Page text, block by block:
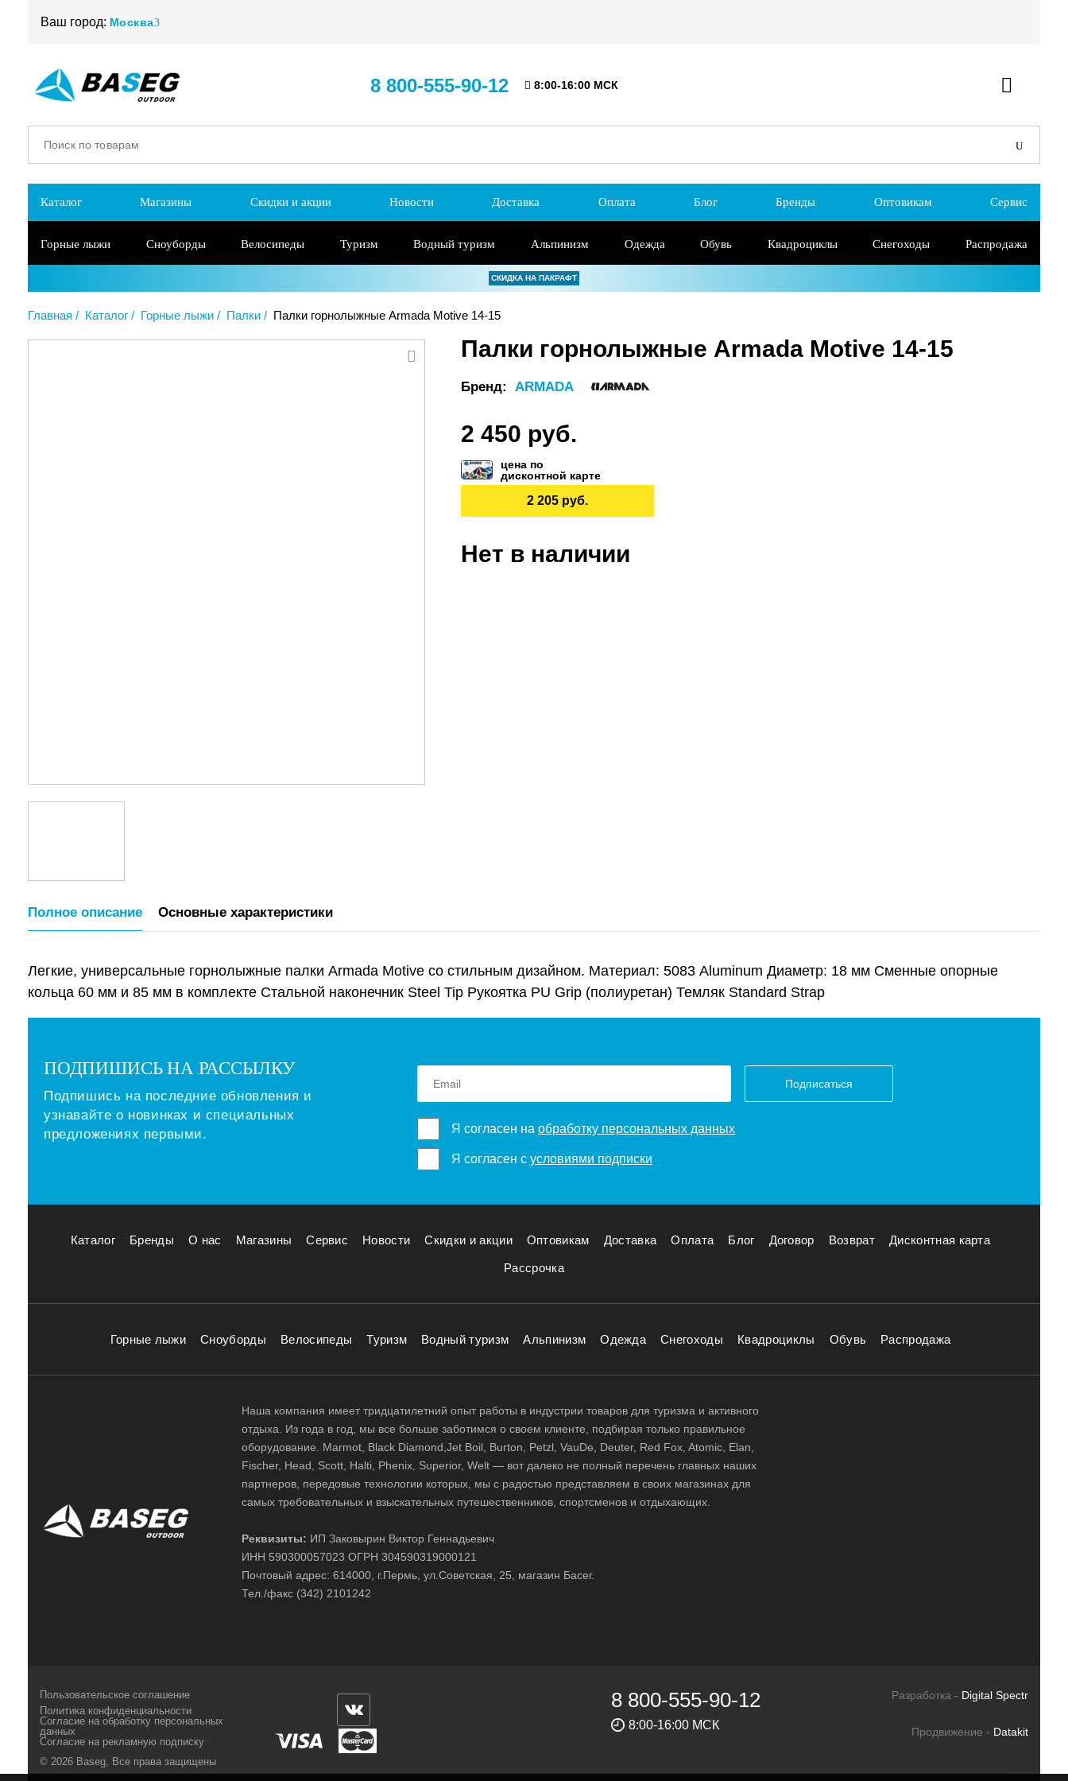
Ваш город: Москва
8 800-555-90-12 8:00-16:00 МСК
Каталог Магазины Скидки и акции Новости Доставка Оплата Блог Бренды Оптовикам Сервис
Горные лыжи Сноуборды Велосипеды Туризм Водный туризм Альпинизм Одежда Обувь Квадроциклы Снегоходы Распродажа
СКИДКА НА ПАКРАФТ
Главная Каталог Горные лыжи Палки Палки горнолыжные Armada Motive 14-15
Палки горнолыжные Armada Motive 14-15
Бренд: ARMADA
2 450 руб.
цена по
дисконтной карте
2 205 руб.
Нет в наличии
Полное описание Основные характеристики
Легкие, универсальные горнолыжные палки Armada Motive со стильным дизайном. Материал: 5083 Aluminum Диаметр: 18 мм Сменные опорные
кольца 60 мм и 85 мм в комплекте Стальной наконечник Steel Tip Рукоятка PU Grip (полиуретан) Темляк Standard Strap
ПОДПИШИСЬ НА РАССЫЛКУ
Подпишись на последние обновления и
узнавайте о новинках и специальных
предложениях первыми.
Подписаться
Я согласен на обработку персональных данных
Я согласен с условиями подписки
Каталог Бренды О нас Магазины Сервис Новости Скидки и акции Оптовикам Доставка Оплата Блог Договор Возврат Дисконтная карта
Рассрочка
Горные лыжи Сноуборды Велосипеды Туризм Водный туризм Альпинизм Одежда Снегоходы Квадроциклы Обувь Распродажа
Наша компания имеет тридцатилетний опыт работы в индустрии товаров для туризма и активного
отдыха. Из года в год, мы все больше заботимся о своем клиенте, подбирая только правильное
оборудование. Marmot, Black Diamond,Jet Boil, Burton, Petzl, VauDe, Deuter, Red Fox, Atomic, Elan,
Fischer, Head, Scott, Halti, Phenix, Superior, Welt — вот далеко не полный перечень главных наших
партнеров, передовые технологии которых, мы с радостью представляем в своих магазинах для
самых требовательных и взыскательных путешественников, спортсменов и отдыхающих.
Реквизиты: ИП Заковырин Виктор Геннадьевич
ИНН 590300057023 ОГРН 304590319000121
Почтовый адрес: 614000, г.Пермь, ул.Советская, 25, магазин Басег.
Тел./факс (342) 2101242
Пользовательское соглашение
Политика конфиденциальности
Согласие на обработку персональных
данных
Согласие на рекламную подписку
© 2026 Baseg, Все права защищены
8 800-555-90-12
8:00-16:00 МСК
Разработка - Digital Spectr
Продвижение - Datakit